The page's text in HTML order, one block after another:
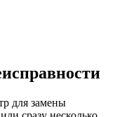
для замены